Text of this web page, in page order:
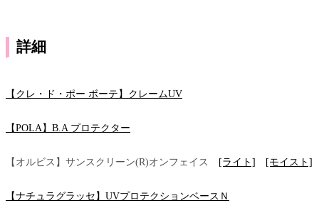
詳細
【クレ・ド・ポー ボーテ】クレームUV
【POLA】B.A プロテクター
【オルビス】サンスクリーン(R)オンフェイス [ライト] [モイスト]
【ナチュラグラッセ】UVプロテクションベースＮ